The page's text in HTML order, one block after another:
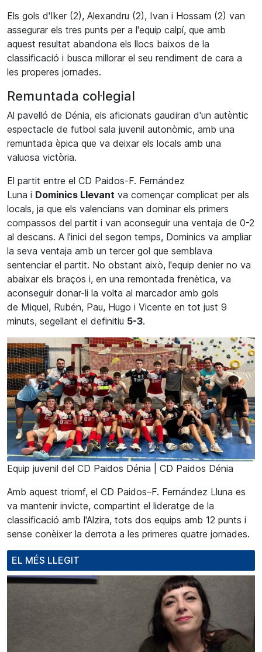
Els gols d'Iker(2), Alexandru (2), Ivan i Hossam (2) van
assegurar els tres punts per a l'equip calpí, que amb
aquest resultat abandona els llocs baixos de la
classificació i busca millorar el seu rendiment de cara a
les properes jornades.
Remuntada col·legial
Al pavelló de Dénia, els aficionats gaudiran d'un autèntic
espectacle de futbol sala juvenil autonòmic, amb una
remuntada èpica que va deixar els locals amb una
valuosa victòria.
El partit entre el CD Paidos-F. Fernández
Luna i Dominics Llevant va començar complicat per als
locals, ja que els valencians van dominar els primers
compassos del partit i van aconseguir una ventaja de 0-2
al descans. A l'inici del segon temps, Dominics va ampliar
la seva ventaja amb un tercer gol que semblava
sentenciar el partit. No obstant això, l'equip denierno va
abaixar els braços i, en una remontada frenètica, va
aconseguir donar-li la volta al marcador amb gols
de Miquel, Rubén, Pau, Hugo i Vicente en tot just 9
minuts, segellant el definitiu 5-3.
Equip juvenil del CD Paidos Dénia | CD Paidos Dénia
Amb aquest triomf, el CD Paidos–F. Fernández Lluna es
va mantenir invicte, compartint el lideratge de la
classificació amb l'Alzira, tots dos equips amb 12 punts i
sense conèixer la derrota a les primeres quatre jornades.
EL MÉS LLEGIT